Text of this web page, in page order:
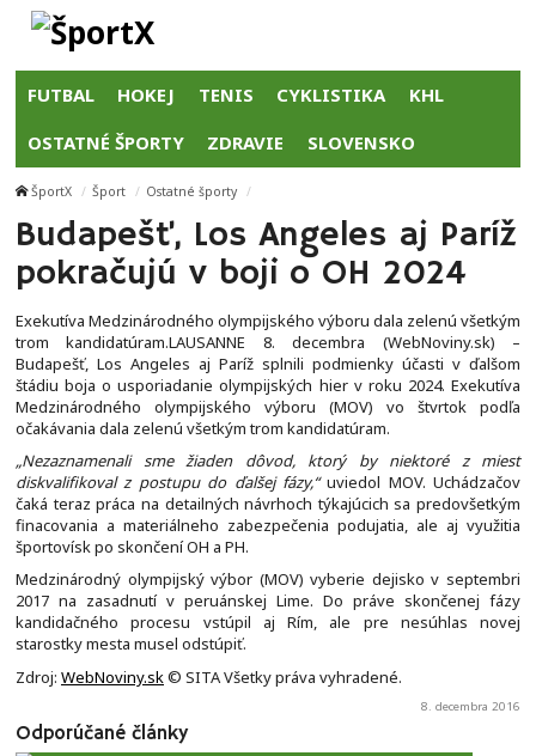
FUTBAL HOKEJ TENIS CYKLISTIKA KHL
OSTATNÉ ŠPORTY ZDRAVIE SLOVENSKO
ŠportX Šport Ostatné športy
Budapešť, Los Angeles aj Paríž
pokračujú v boji o OH 2024
Exekutíva Medzinárodného olympijského výboru dala zelenú všetkým
trom kandidatúram.LAUSANNE 8. decembra (WebNoviny.sk) –
Budapešť, Los Angeles aj Paríž splnili podmienky účasti v ďalšom
štádiu boja o usporiadanie olympijských hier v roku 2024. Exekutíva
Medzinárodného olympijského výboru (MOV) vo štvrtok podľa
očakávania dala zelenú všetkým trom kandidatúram.
„Nezaznamenali sme žiaden dôvod, ktorý by niektoré z miest
diskvalifikoval z postupu do ďalšej fázy,“uviedol MOV. Uchádzačov
čaká teraz práca na detailných návrhoch týkajúcich sa predovšetkým
finacovania a materiálneho zabezpečenia podujatia, ale aj využitia
športovísk po skončení OH a PH.
Medzinárodný olympijský výbor (MOV) vyberie dejisko v septembri
2017 na zasadnutí v peruánskej Lime. Do práve skončenej fázy
kandidačného procesu vstúpil aj Rím, ale pre nesúhlas novej
starostky mesta musel odstúpiť.
Zdroj: WebNoviny.sk© SITA Všetky práva vyhradené.
8. decembra 2016
Odporúčané články